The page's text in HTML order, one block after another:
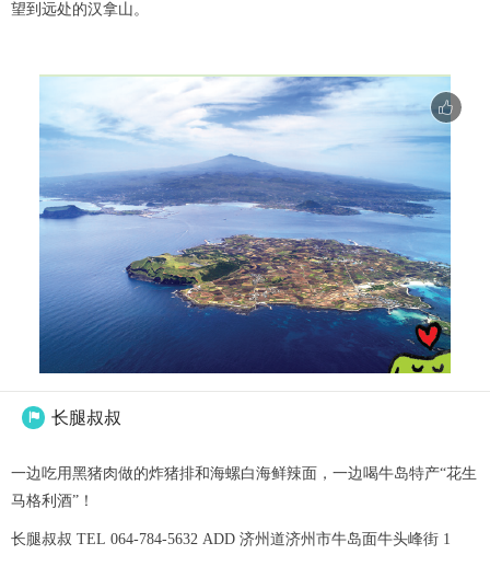
望到远处的汉拿山。
 长腿叔叔
一边吃用黑猪肉做的炸猪排和海螺白海鲜辣面，一边喝牛岛特产“花生
马格利酒”！
长腿叔叔 TEL 064-784-5632 ADD 济州道济州市牛岛面牛头峰街 1